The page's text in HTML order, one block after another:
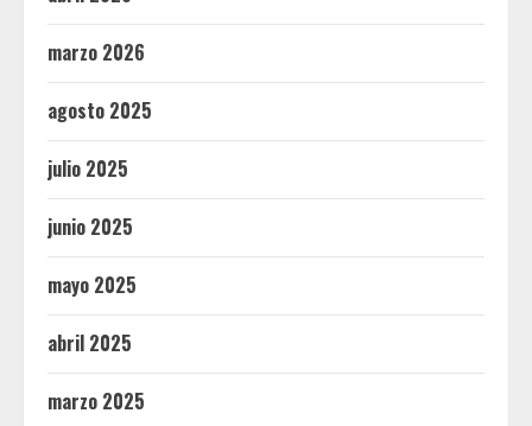
marzo 2026
agosto 2025
julio 2025
junio 2025
mayo 2025
abril 2025
marzo 2025